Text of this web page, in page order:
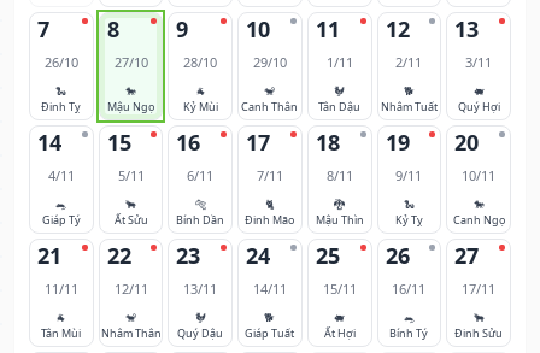
7
26/10
🐍
Đinh Tỵ
8
27/10
🐎
Mậu Ngọ
9
28/10
🐐
Kỷ Mùi
10
29/10
🐒
Canh Thân
11
1/11
🐓
Tân Dậu
12
2/11
🐕
Nhâm Tuất
13
3/11
🐖
Quý Hợi
14
4/11
🐀
Giáp Tý
15
5/11
🐂
Ất Sửu
16
6/11
🐅
Bính Dần
17
7/11
🐈
Đinh Mão
18
8/11
🐉
Mậu Thìn
19
9/11
🐍
Kỷ Tỵ
20
10/11
🐎
Canh Ngọ
21
11/11
🐐
Tân Mùi
22
12/11
🐒
Nhâm Thân
23
13/11
🐓
Quý Dậu
24
14/11
🐕
Giáp Tuất
25
15/11
🐖
Ất Hợi
26
16/11
🐀
Bính Tý
27
17/11
🐂
Đinh Sửu